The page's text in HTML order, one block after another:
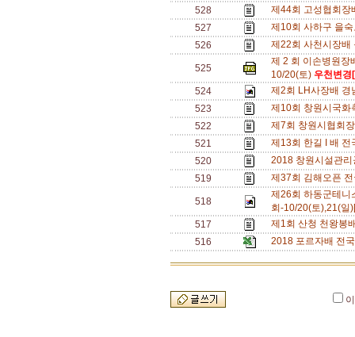
528
제44회 고성협회
527
제10회 사하구 을
526
제22회 사천시장
525
제 2 회 이손병원장
10/20(토) 우천변
524
제2회 LH사장배
523
제10회 창원시국
522
제7회 창원시협회
521
제13회 한길 I 배
520
2018 창원시설관
519
제37회 김해오픈
518
제26회 하동군테니
회-10/20(토),21(
517
제1회 산청 천왕봉
516
2018 포르자배 전